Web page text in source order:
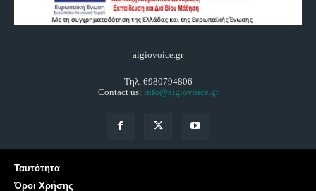
aigiovoice.gr
Τηλ. 6980794806
Contact us: info@aigiovoice.gr
Ταυτότητα
Όροι Χρήσης